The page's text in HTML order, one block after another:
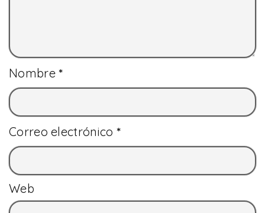
Nombre*
Correo electrónico *
Web